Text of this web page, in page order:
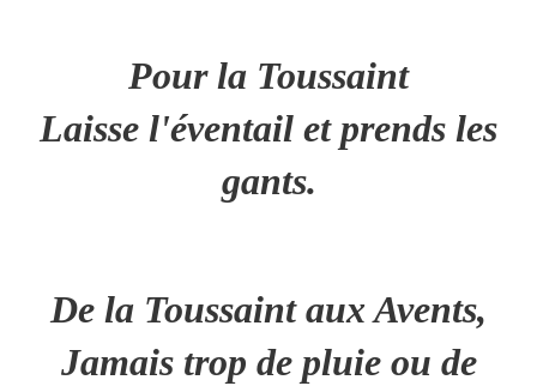
Pour la Toussaint
Laisse l'éventail et prends les
gants.
De la Toussaint aux Avents,
Jamais trop de pluie ou de